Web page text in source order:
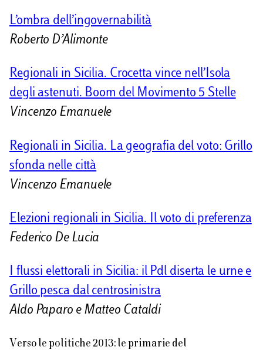
L’ombra dell’ingovernabilità
Roberto D’Alimonte
Regionali in Sicilia. Crocetta vince nell’Isola
degli astenuti. Boom del Movimento 5 Stelle
Vincenzo Emanuele
Regionali in Sicilia. La geografia del voto: Grillo
sfonda nelle città
Vincenzo Emanuele
Elezioni regionali in Sicilia. Il voto di preferenza
Federico De Lucia
I flussi elettorali in Sicilia: il Pdl diserta le urne e
Grillo pesca dal centrosinistra
Aldo Paparo e Matteo Cataldi
Verso le politiche 2013: le primarie del